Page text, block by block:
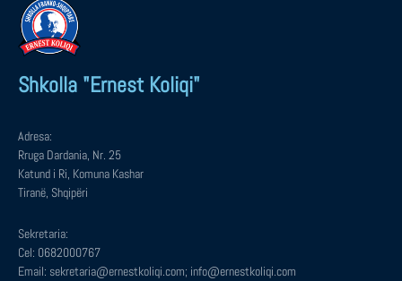
Shkolla "Ernest Koliqi"
Adresa:
Rruga Dardania, Nr. 25
Katund i Ri, Komuna Kashar
Tiranë, Shqipëri
Sekretaria:
Cel: 0682000767
Email: sekretaria@ernestkoliqi.com; info@ernestkoliqi.com